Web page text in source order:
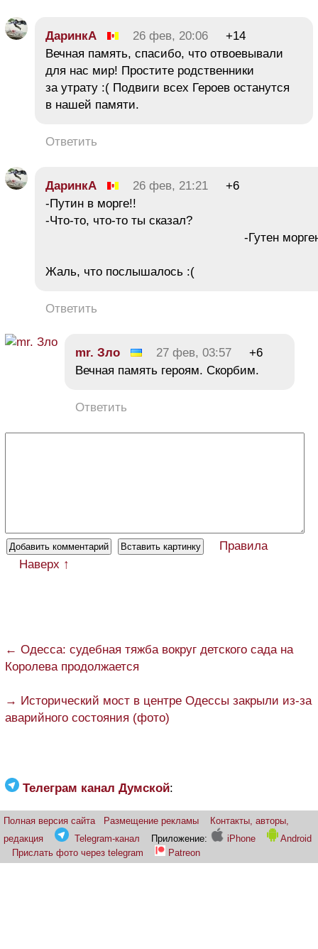
ДаринкА 26 фев, 20:06
+14
Вечная память, спасибо, что отвоевывали
для нас мир! Простите родственники
за утрату :( Подвиги всех Героев останутся
в нашей памяти.
Ответить
ДаринкА 26 фев, 21:21
+6
-Путин в морге!!
-Что-то, что-то ты сказал?
-Гутен
Жаль, что послышалось :(
Ответить
mr. Зло 27 фев, 03:57
+6
Вечная память героям. Скорбим.
Ответить
Правила
Наверх ↑
← Одесса: судебная тяжба вокруг детского сада на
Королева продолжается
→ Исторический мост в центре Одессы закрыли из-за
аварийного состояния (фото)
Телеграм канал Думской:
Полная версия сайта Размещение рекламы
Контакты, авторы,
редакция
Telegram-канал Приложение: iPhone
Android
Прислать фото через telegram
Patreon